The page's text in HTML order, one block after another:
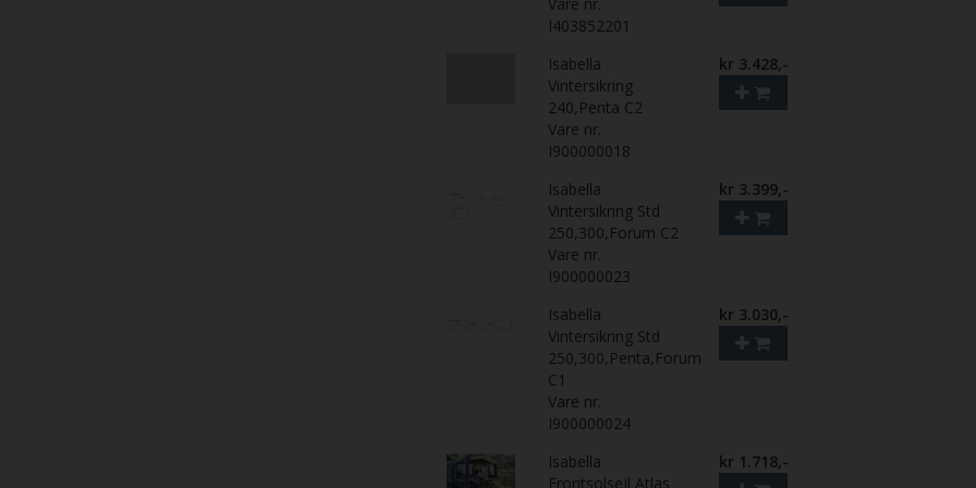
I403852201
Isabella
Vintersikring
240,Penta C2
Vare nr.
I900000018
kr 3.428,-
Isabella
Vintersikring Std
250,300,Forum C2
Vare nr.
I900000023
kr 3.399,-
Isabella
Vintersikring Std
250,300,Penta,Forum
C1
Vare nr.
I900000024
kr 3.030,-
Isabella
Frontsolsejl Atlas
kr 1.718,-